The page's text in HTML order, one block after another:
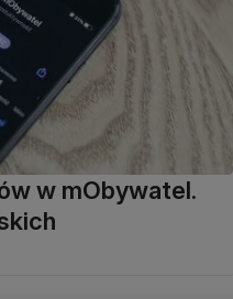
w mObywatel.